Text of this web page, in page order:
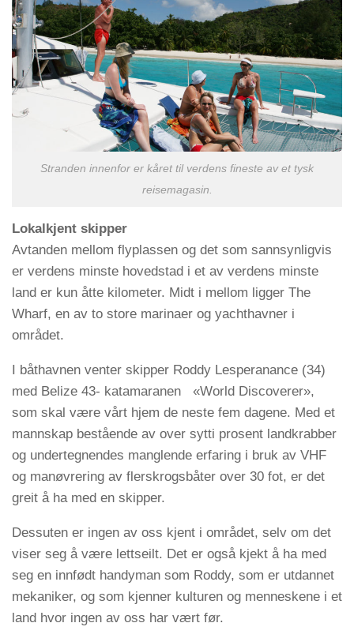
Stranden innenfor er kåret til verdens fineste av et tysk
reisemagasin.
Lokalkjent skipper
Avtanden mellom flyplassen og det som sannsynligvis
er verdens minste hovedstad i et av verdens minste
land er kun åtte kilometer. Midt i mellom ligger The
Wharf, en av to store marinaer og yachthavner i
området.
I båthavnen venter skipper Roddy Lesperanance (34)
med Belize 43- katamaranen «World Discoverer»,
som skal være vårt hjem de neste fem dagene. Med et
mannskap bestående av over sytti prosent landkrabber
og undertegnendes manglende erfaring i bruk av VHF
og manøvrering av flerskrogsbåter over 30 fot, er det
greit å ha med en skipper.
Dessuten er ingen av oss kjent i området, selv om det
viser seg å være lettseilt. Det er også kjekt å ha med
seg en innfødt handyman som Roddy, som er utdannet
mekaniker, og som kjenner kulturen og menneskene i et
land hvor ingen av oss har vært før.